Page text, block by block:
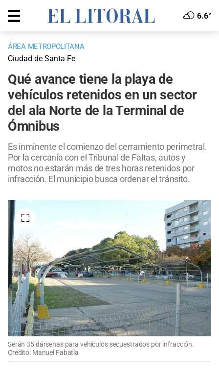
6.6°
ÁREA METROPOLITANA
Ciudad de Santa Fe
Qué avance tiene la playa de
vehículos retenidos en un sector
del ala Norte de la Terminal de
Ómnibus
Es inminente el comienzo del cerramiento perimetral.
Por la cercanía con el Tribunal de Faltas, autos y
motos no estarán más de tres horas retenidos por
infracción. El municipio busca ordenar el tránsito.
Serán 35 dársenas para vehículos secuestrados por infracción.
Crédito: Manuel Fabatía